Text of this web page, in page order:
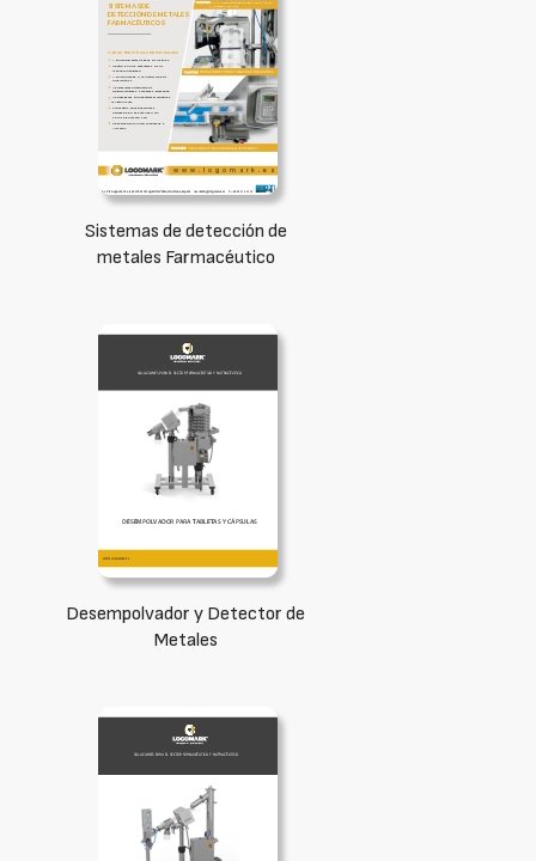
Sistemas de detección de
metales Farmacéutico
Desempolvador y Detector de
Metales